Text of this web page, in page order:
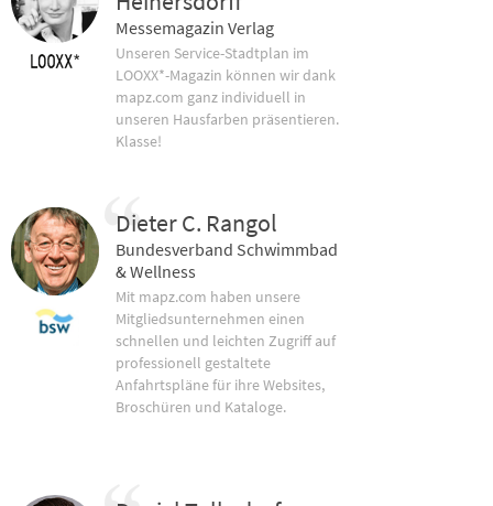
Messemagazin Verlag
Unseren Service-Stadtplan im
LOOXX*-Magazin können wir dank
mapz.com ganz individuell in
unseren Hausfarben präsentieren.
Klasse!
Dieter C. Rangol
Bundesverband Schwimmbad
& Wellness
Mit mapz.com haben unsere
Mitgliedsunternehmen einen
schnellen und leichten Zugriff auf
professionell gestaltete
Anfahrtspläne für ihre Websites,
Broschüren und Kataloge.